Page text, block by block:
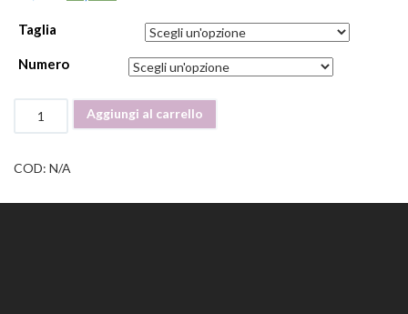
Taglia
Numero
elastico
boys
Aggiungi al carrello
COD: N/A